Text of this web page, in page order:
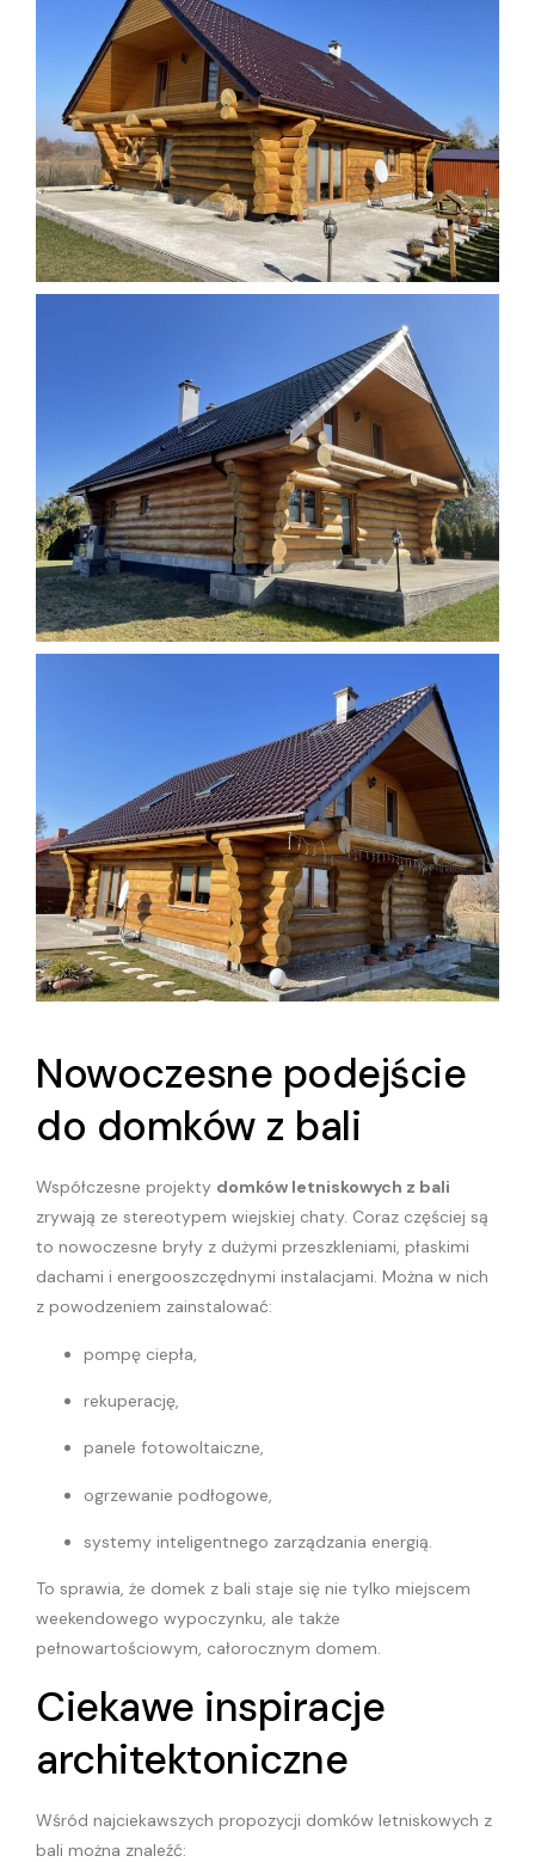
Nowoczesne podejście
do domków z bali
Współczesne projekty domków letniskowych z bali
zrywają ze stereotypem wiejskiej chaty. Coraz częściej są
to nowoczesne bryły z dużymi przeszkleniami, płaskimi
dachami i energooszczędnymi instalacjami. Można w nich
z powodzeniem zainstalować:
pompę ciepła,
rekuperację,
panele fotowoltaiczne,
ogrzewanie podłogowe,
systemy inteligentnego zarządzania energią.
To sprawia, że domek z bali staje się nie tylko miejscem
weekendowego wypoczynku, ale także
pełnowartościowym, całorocznym domem.
Ciekawe inspiracje
architektoniczne
Wśród najciekawszych propozycji domków letniskowych z
bali można znaleźć: